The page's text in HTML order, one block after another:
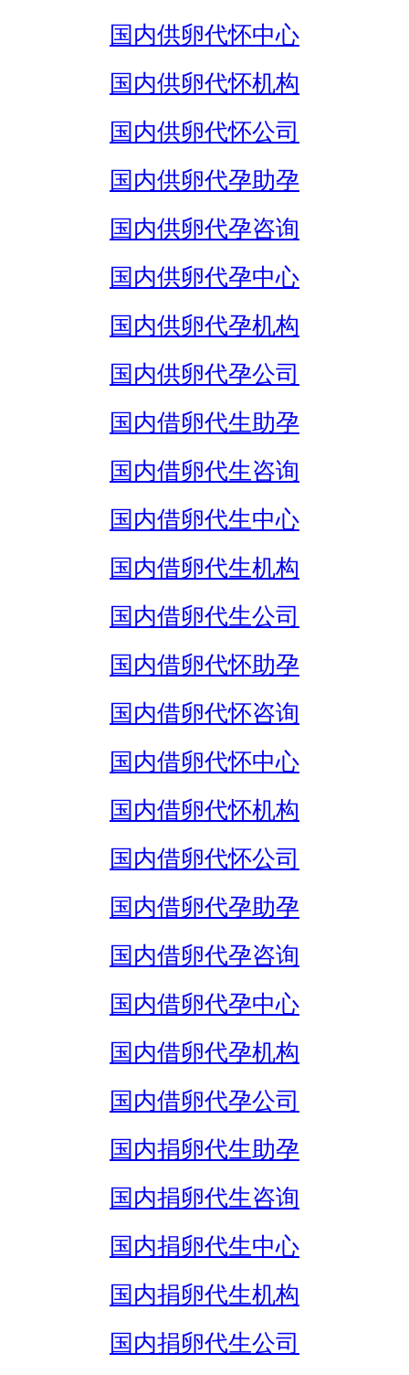
国内供卵代怀中心
国内供卵代怀机构
国内供卵代怀公司
国内供卵代孕助孕
国内供卵代孕咨询
国内供卵代孕中心
国内供卵代孕机构
国内供卵代孕公司
国内借卵代生助孕
国内借卵代生咨询
国内借卵代生中心
国内借卵代生机构
国内借卵代生公司
国内借卵代怀助孕
国内借卵代怀咨询
国内借卵代怀中心
国内借卵代怀机构
国内借卵代怀公司
国内借卵代孕助孕
国内借卵代孕咨询
国内借卵代孕中心
国内借卵代孕机构
国内借卵代孕公司
国内捐卵代生助孕
国内捐卵代生咨询
国内捐卵代生中心
国内捐卵代生机构
国内捐卵代生公司